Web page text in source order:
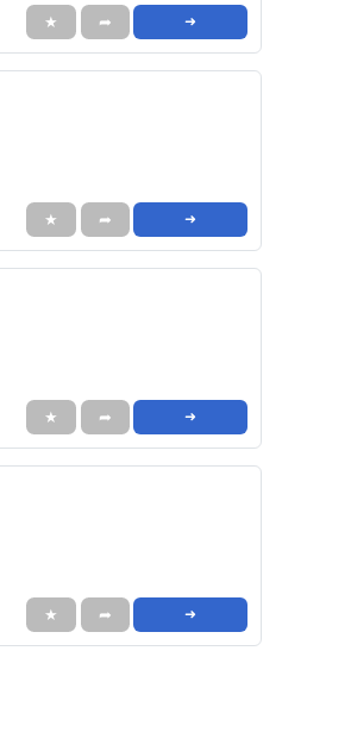
★ ➦ ➜
★ ➦ ➜
★ ➦ ➜
★ ➦ ➜